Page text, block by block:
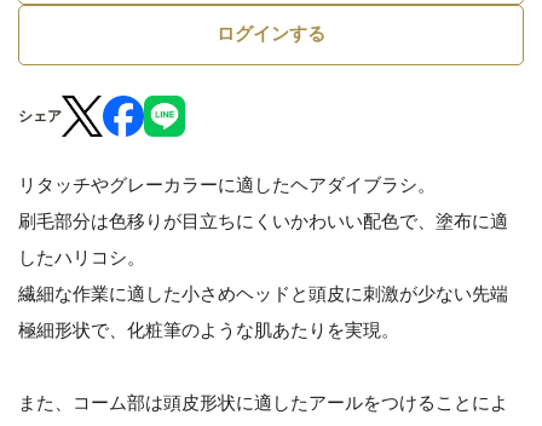
ログインする
シェア
リタッチやグレーカラーに適したヘアダイブラシ。
刷毛部分は色移りが目立ちにくいかわいい配色で、塗布に適
したハリコシ。
繊細な作業に適した小さめヘッドと頭皮に刺激が少ない先端
極細形状で、化粧筆のような肌あたりを実現。
また、コーム部は頭皮形状に適したアールをつけることによ